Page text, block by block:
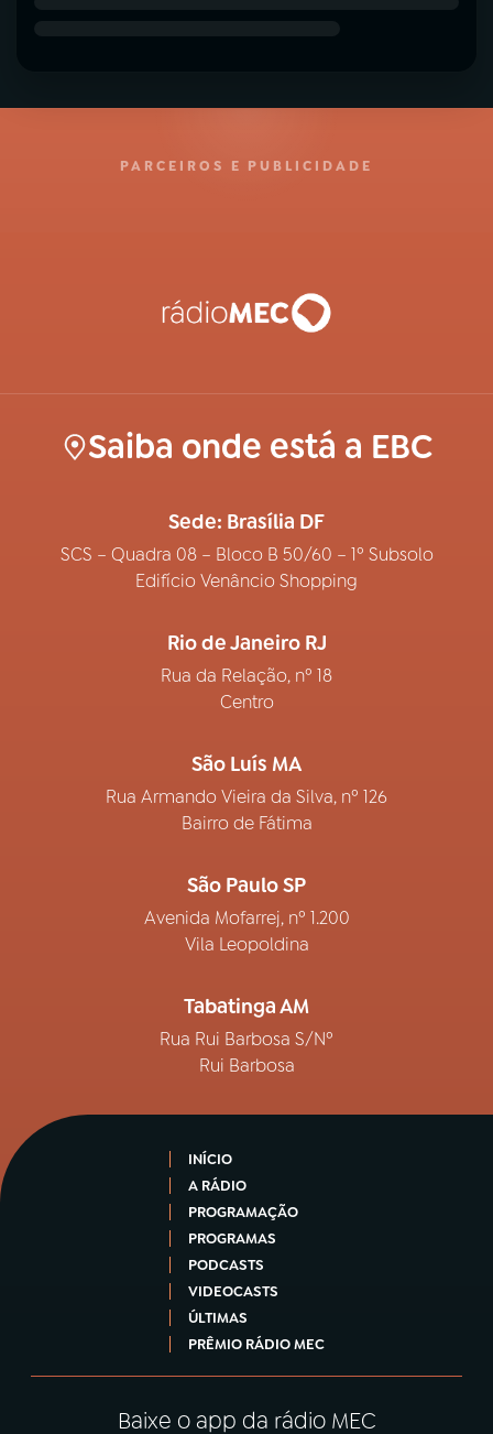
PARCEIROS E PUBLICIDADE
Saiba onde está a EBC
Sede: Brasília DF
SCS – Quadra 08 – Bloco B 50/60 – 1º Subsolo
Edifício Venâncio Shopping
Rio de Janeiro RJ
Rua da Relação, nº 18
Centro
São Luís MA
Rua Armando Vieira da Silva, nº 126
Bairro de Fátima
São Paulo SP
Avenida Mofarrej, nº 1.200
Vila Leopoldina
Tabatinga AM
Rua Rui Barbosa S/Nº
Rui Barbosa
INÍCIO
A RÁDIO
PROGRAMAÇÃO
PROGRAMAS
PODCASTS
VIDEOCASTS
ÚLTIMAS
PRÊMIO RÁDIO MEC
Baixe o app da rádio MEC